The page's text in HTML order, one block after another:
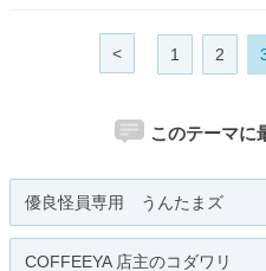
< 1 2
このテーマに
優良怪員専用 うんたまズ
COFFEEYA 店主のコダワリ